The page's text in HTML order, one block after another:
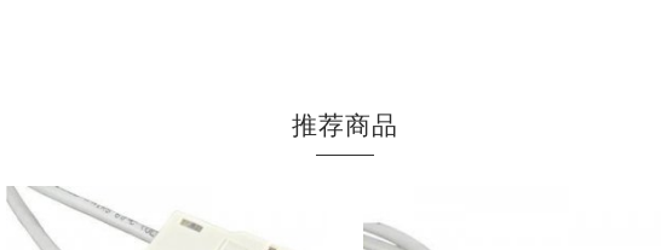
推荐商品